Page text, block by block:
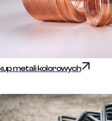
metali kolorowych